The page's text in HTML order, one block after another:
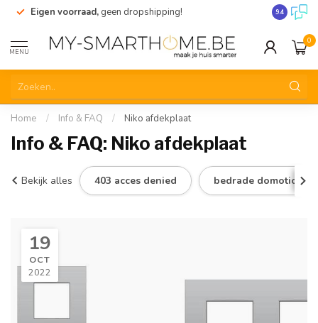
Eigen voorraad, geen dropshipping! 9.4
MENU
0
Home / Info & FAQ / Niko afdekplaat
Info & FAQ: Niko afdekplaat
Bekijk alles 403 acces denied bedrade domotica
19
OCT
2022